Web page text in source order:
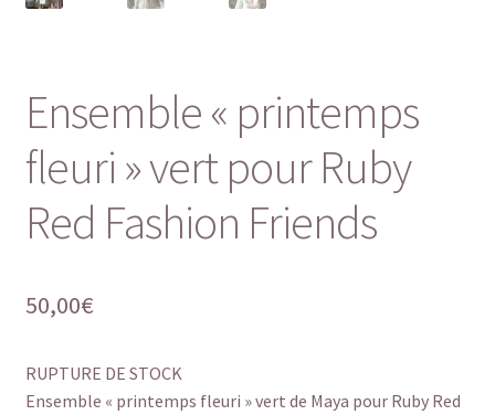
Ensemble « printemps
fleuri » vert pour Ruby
Red Fashion Friends
50,00€
RUPTURE DE STOCK
Ensemble « printemps fleuri » vert de Maya pour Ruby Red